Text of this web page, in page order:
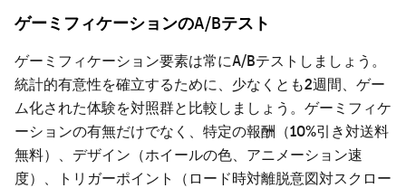
ゲーミフィケーションのA/Bテスト
ゲーミフィケーション要素は常にA/Bテストしましょう。
統計的有意性を確立するために、少なくとも2週間、ゲー
ム化された体験を対照群と比較しましょう。ゲーミフィケ
ーションの有無だけでなく、特定の報酬（10%引き対送料
無料）、デザイン（ホイールの色、アニメーション速
度）、トリガーポイント（ロード時対離脱意図対スクロー